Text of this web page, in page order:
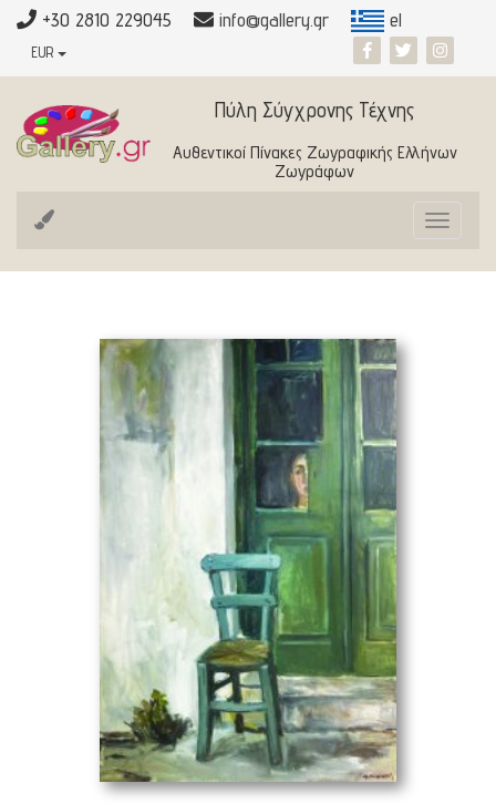
+30 2810 229045 info@gallery.gr el
EUR
Πύλη Σύγχρονης Τέχνης
Αυθεντικοί Πίνακες Ζωγραφικής Ελλήνων
Ζωγράφων
Toggle